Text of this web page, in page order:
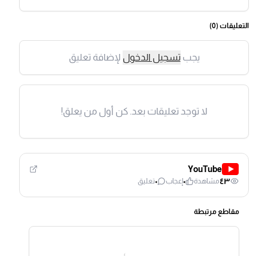
التعليقات (0
)
يجبتسجيل الدخول لإضافة تعليق
لا توجد تعليقات بعد. كن أول من يعلق!
YouTube
٤٣مشاهدة ٠إعجاب ٠تعليق
مقاطع مرتبطة